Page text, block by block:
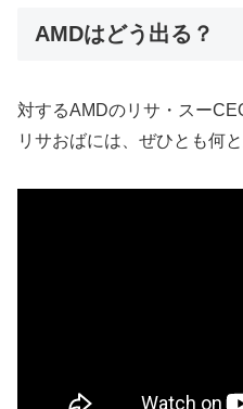
AMDはどう出る？
対するAMDのリサ・スー
リサおばには、ぜひとも何